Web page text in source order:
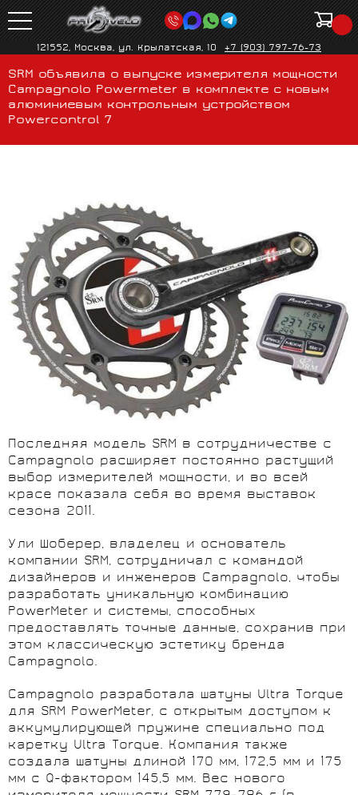
121552, Москва, ул. Крылатская, 10 +7 (903) 797-76-73
SRM объявила о выпуске измерителя мощности
Campagnolo Powermeter в комплекте с новым
алюминиевым контрольным устройством
Powercontrol 7
Последняя модель SRM в сотрудничестве с
Campagnolo расширяет постоянно растущий
выбор измерителей мощности, и во всей
красе показала себя во время выставок
сезона 2011.
Ули Шоберер, владелец и основатель
компании SRM, сотрудничал с командой
дизайнеров и инженеров Campagnolo, чтобы
разработать уникальную комбинацию
PowerMeter и системы, способных
предоставлять точные данные, сохранив при
этом классическую эстетику бренда
Campagnolo.
Campagnolo разработала шатуны Ultra Torque
для SRM PowerMeter, с открытым доступом к
аккумулирующей пружине специально под
каретку Ultra Torque. Компания также
создала шатуны длиной 170 мм, 172,5 мм и 175
мм с Q-фактором 145,5 мм. Вес нового